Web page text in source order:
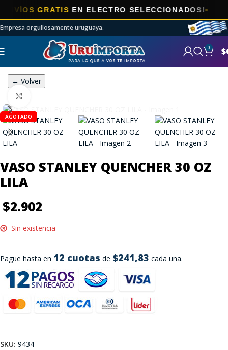
GRATISEN ELECTRO SELECCIONADOS!
Empresa orgullosamente uruguaya.
0 $
← Volver
AGOTADO
VASO STANLEY QUENCHER 30 OZ
LILA
$2.902
Pague hasta en 12 cuotas de $241,83 cada una.
Sin existencia
SKU: 9434